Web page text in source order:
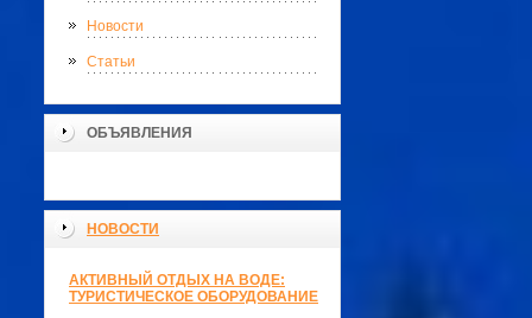
Новости
Статьи
ОБЪЯВЛЕНИЯ
НОВОСТИ
АКТИВНЫЙ ОТДЫХ НА ВОДЕ:
ТУРИСТИЧЕСКОЕ ОБОРУДОВАНИЕ